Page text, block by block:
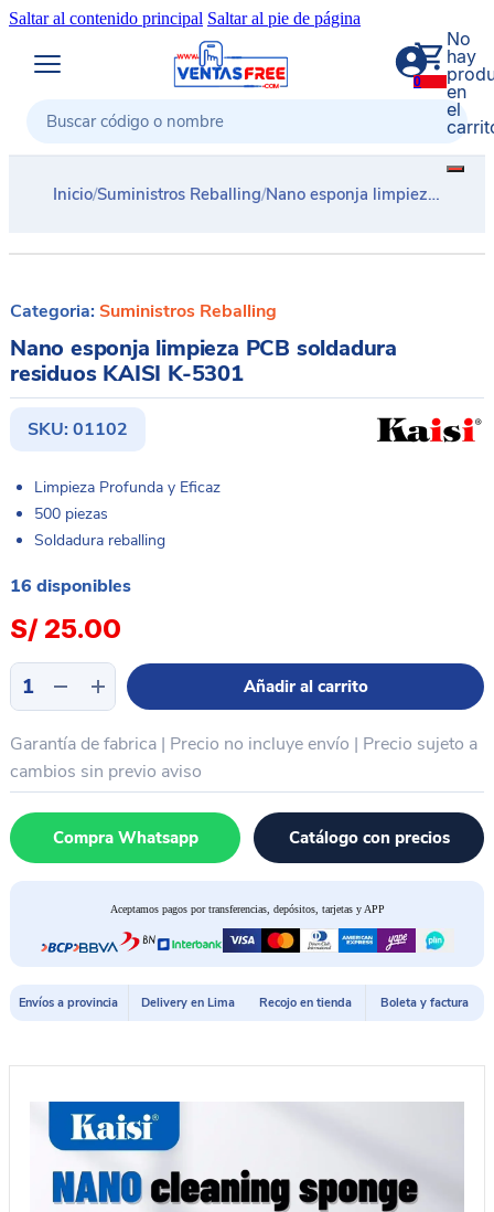
Saltar al contenido principal Saltar al pie de página
Buscar
0
No
hay
en
el
Inicio/Suministros Reballing/Nano esponja limpieza PCB soldadura residuos KAISI K-5301
Categoria: Suministros Reballing
Nano esponja limpieza PCB soldadura
residuos KAISI K-5301
SKU: 01102
Limpieza Profunda y Eficaz
500 piezas
Soldadura reballing
16 disponibles
S/ 25.00
Nano
esponja
PCB
soldadura
residuos
KAISI
K-
5301
Añadir al carrito
Garantía de fabrica | Precio no incluye envío | Precio sujeto a
cambios sin previo aviso
Compra Whatsapp Catálogo con precios
Aceptamos pagos por transferencias, depósitos, tarjetas y APP
Envíos a provincia Delivery en Lima Recojo en tienda Boleta y factura